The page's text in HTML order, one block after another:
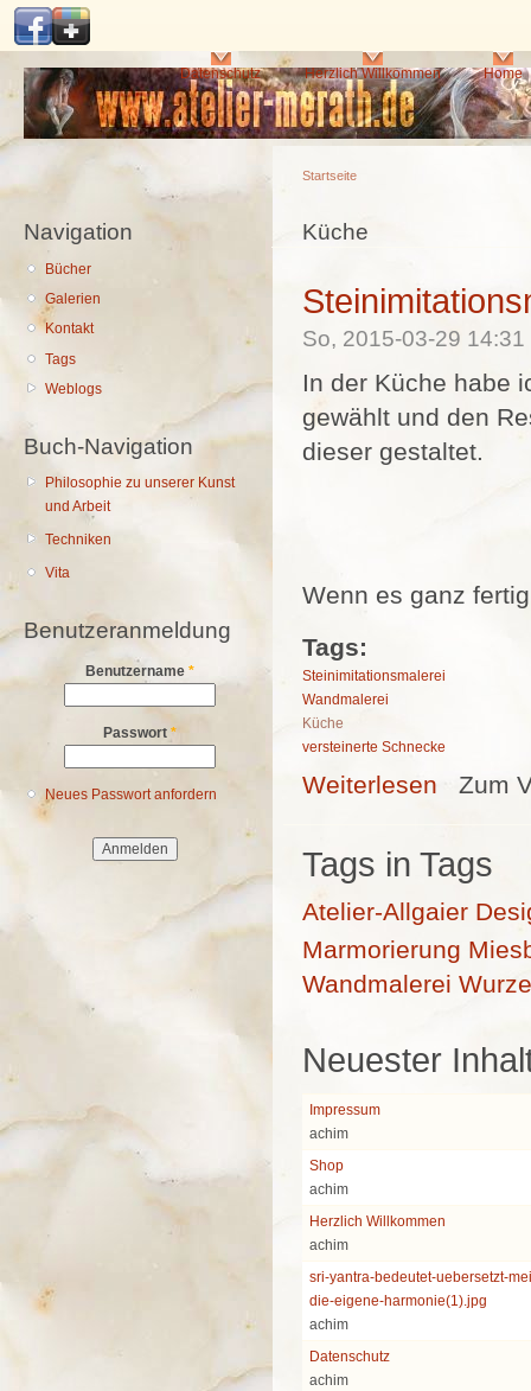
Hauptmenü Datenschutz Herzlich Willkommen Home
Navigation
Bücher
Galerien
Kontakt
Tags
Weblogs
Buch-Navigation
Philosophie zu unserer Kunst
und Arbeit
Techniken
Vita
Benutzeranmeldung
Benutzername *
Passwort *
Neues Passwort anfordern
Sie sind hier
Startseite
Küche
So, 2015-03-29
In der Küche habe
gewählt und den
dieser gestaltet.
Wenn es ganz
Tags:
Steinimitationsmalerei
Wandmalerei
Küche
versteinerte Schnecke
Weiterlesen überZum
Tags in Tags
Atelier-Allgaier
Marmorierung
Wandmalerei
Neuester
Impressum
achim
Shop
achim
Herzlich Willkommen
achim
sri-yantra-bedeutet-uebersetzt-
die-eigene-harmonie(1).jpg
achim
Datenschutz
achim